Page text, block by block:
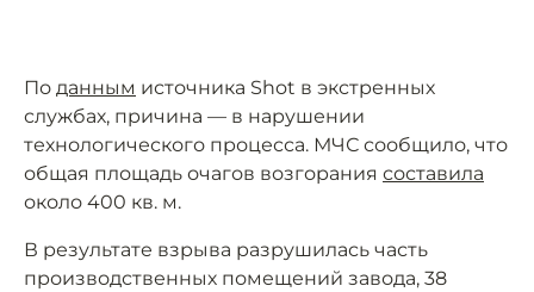
По данным источника Shot в экстренных
службах, причина — в нарушении
технологического процесса. МЧС сообщило, что
общая площадь очагов возгорания составила
около 400 кв. м.
В результате взрыва разрушилась часть
производственных помещений завода, 38